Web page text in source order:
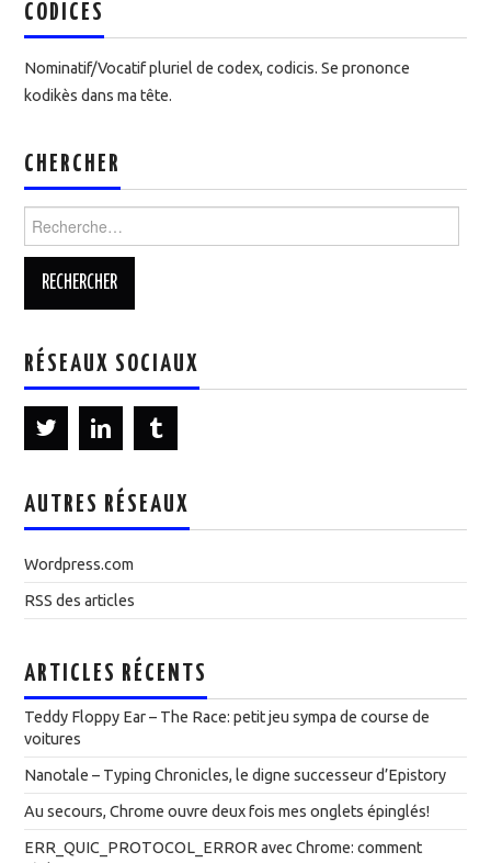
CODICES
Nominatif/Vocatif pluriel de codex, codicis. Se prononce
kodikès dans ma tête.
CHERCHER
Rechercher :
RÉSEAUX SOCIAUX
AUTRES RÉSEAUX
Wordpress.com
RSS des articles
ARTICLES RÉCENTS
Teddy Floppy Ear – The Race: petit jeu sympa de course de
voitures
Nanotale – Typing Chronicles, le digne successeur d’Epistory
Au secours, Chrome ouvre deux fois mes onglets épinglés!
ERR_QUIC_PROTOCOL_ERROR avec Chrome: comment